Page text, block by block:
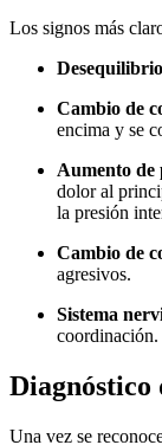
Los signos más
Desequilibrio
Cambio de
encima y se
Aumento de
dolor al
la presión
Cambio de
agresivos.
Sistema
coordinación.
Diagnóstico
Una vez se